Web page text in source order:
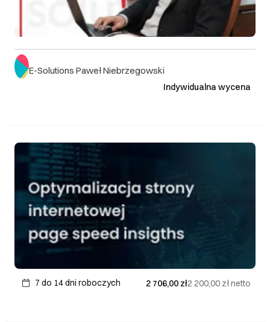
E-Solutions Paweł Niebrzegowski
Indywidualna wycena
7 do 14 dni roboczych 2 706,00 zł2 200,00 złnetto